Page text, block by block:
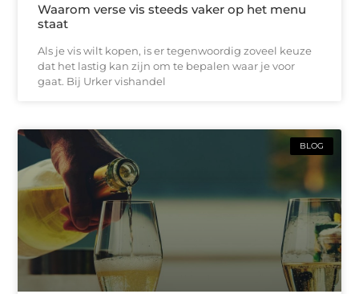
Waarom verse vis steeds vaker op het menu
staat
Als je vis wilt kopen, is er tegenwoordig zoveel keuze
dat het lastig kan zijn om te bepalen waar je voor
gaat. Bij Urker vishandel
BLOG